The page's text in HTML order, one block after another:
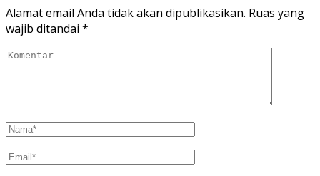
Alamat email Anda tidak akan dipublikasikan. Ruas yang
wajib ditandai *